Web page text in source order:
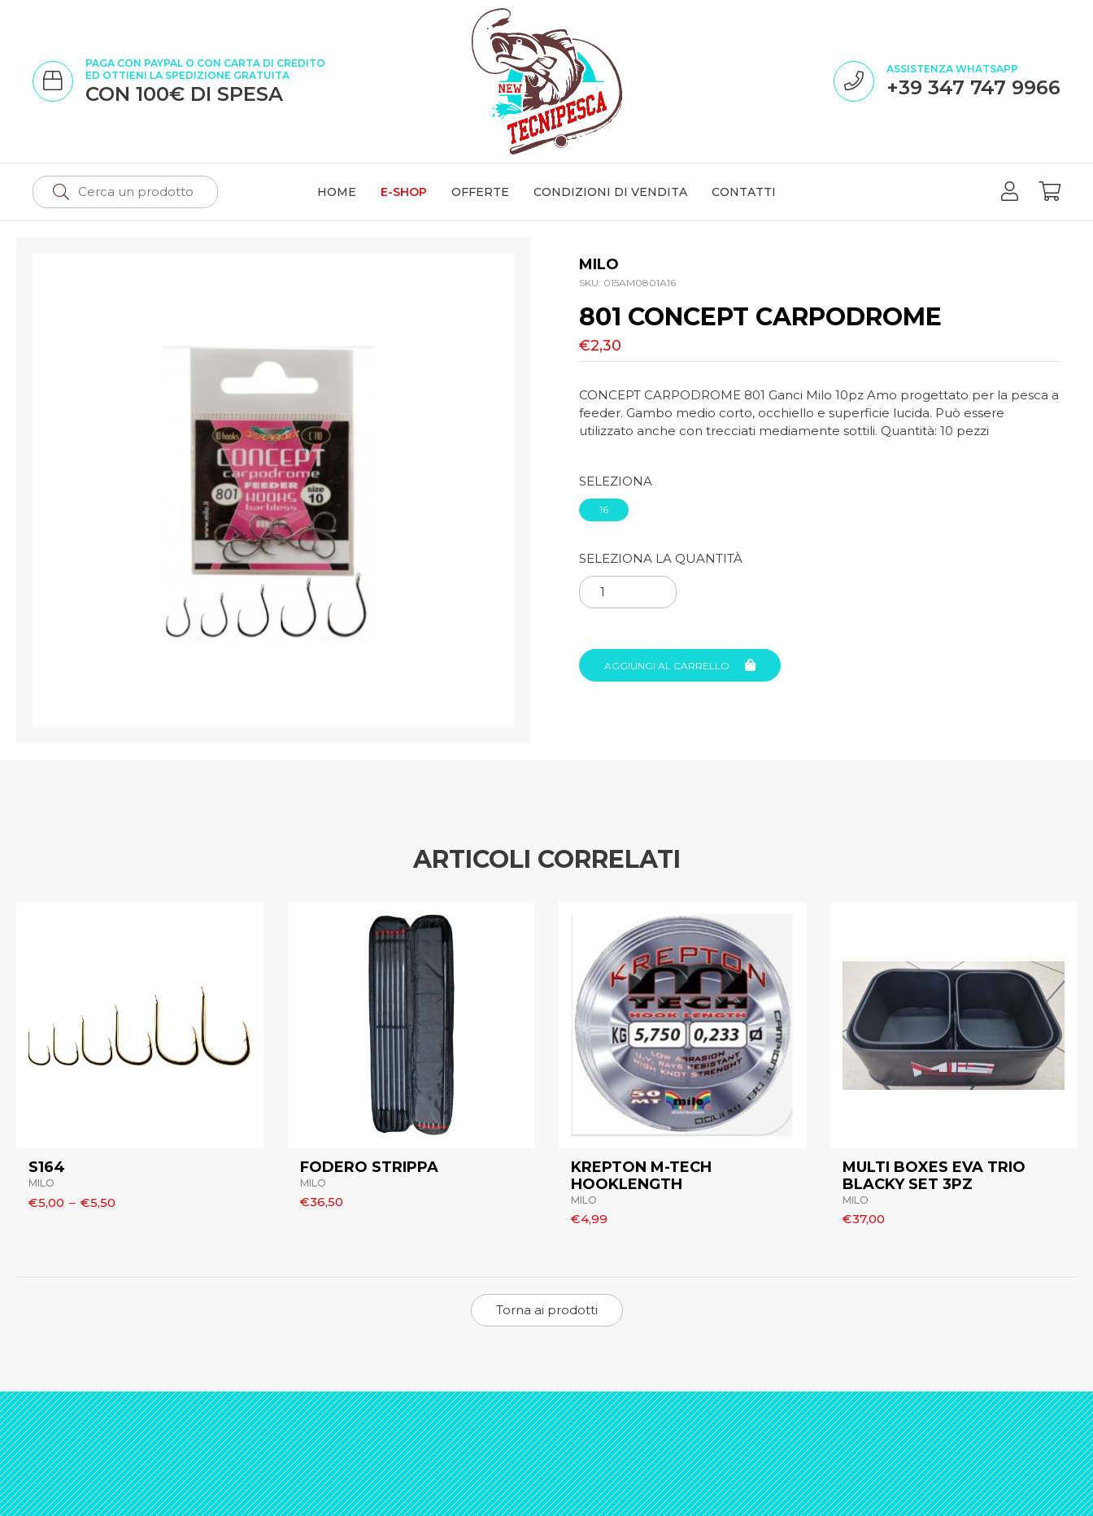
PAGA CON PAYPAL O CON CARTA DI CREDITO
ED OTTIENI LA SPEDIZIONE GRATUITA
CON 100€ DI SPESA
ASSISTENZA WHATSAPP
+39 347 747 9966
HOME E-SHOP OFFERTE CONDIZIONI DI VENDITA CONTATTI
MILO
SKU: 015AM0801A16
801 CONCEPT CARPODROME
€2,30
CONCEPT CARPODROME 801 Ganci Milo 10pz Amo progettato per la pesca a
feeder. Gambo medio corto, occhiello e superficie lucida. Può essere
utilizzato anche con trecciati mediamente sottili. Quantità: 10 pezzi
SELEZIONA
16
SELEZIONA LA QUANTITÀ
AGGIUNGI AL CARRELLO
ARTICOLI CORRELATI
S164
MILO
€5,00 – €5,50
FODERO STRIPPA
MILO
€36,50
KREPTON M-TECH
HOOKLENGTH
MILO
€4,99
MULTI BOXES EVA TRIO
BLACKY SET 3PZ
MILO
€37,00
Torna ai prodotti